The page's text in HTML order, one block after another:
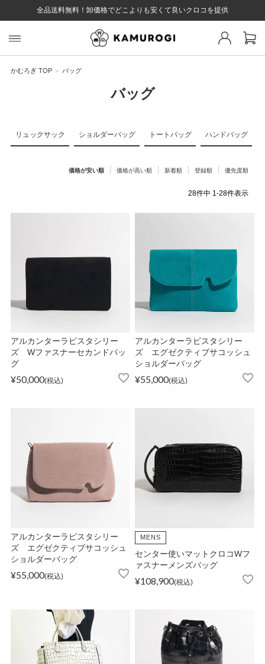
全品送料無料！卸価格でどこよりも安くて良いクロコを提供
ト 様
マイページ お気に入り
ッグ
布・革小物
ランド
ンキング
ピックス
かむろぎ TOP バッグ
バッグ
リュックサック ショルダーバッグ トートバッグ ハンドバッグ
価格が安い順 価格が高い順 新着順 登録順 優先度順
28件中 1-28件表示
アルカンターラピスタシリー
ズ Wファスナーセカンドバッ
グ
¥50,000 税込
アルカンターラピスタシリー
ズ エグゼクティブサコッシュ
ショルダーバッグ
¥55,000 税込
アルカンターラピスタシリー
ズ エグゼクティブサコッシュ
ショルダーバッグ
¥55,000 税込
MENS
センター使いマットクロコWフ
ァスナーメンズバッグ
¥108,900 税込